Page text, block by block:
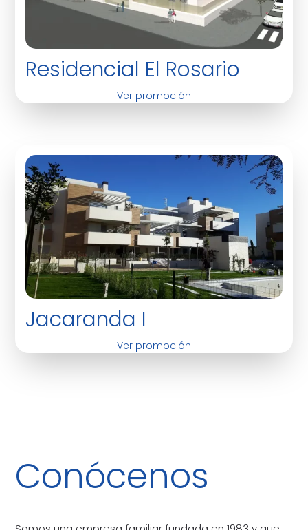
Residencial El Rosario
Ver promoción
Jacaranda I
Ver promoción
Conócenos